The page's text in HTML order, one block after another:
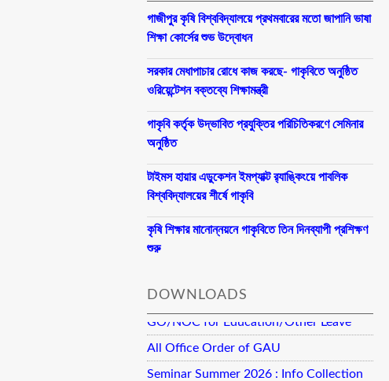
গাজীপুর কৃষি বিশ্ববিদ্যালয়ে প্রথমবারের মতো জাপানি ভাষা
শিক্ষা কোর্সের শুভ উদ্বোধন
সরকার মেধাপাচার রোধে কাজ করছে- গাকৃবিতে অনুষ্ঠিত
ওরিয়েন্টেশন বক্তব্যে শিক্ষামন্ত্রী
গাকৃবি কর্তৃক উদ্ভাবিত প্রযুক্তির পরিচিতিকরণে সেমিনার
অনুষ্ঠিত
টাইমস হায়ার এডুকেশন ইমপ্যাক্ট র‍্যাঙ্কিংয়ে পাবলিক
বিশ্ববিদ্যালয়ের শীর্ষে গাকৃবি
কৃষি শিক্ষার মানোন্নয়নে গাকৃবিতে তিন দিনব্যাপী প্রশিক্ষণ
শুরু
DOWNLOADS
GO/NOC for Education/Other Leave
All Office Order of GAU
Seminar Summer 2026 : Info Collection